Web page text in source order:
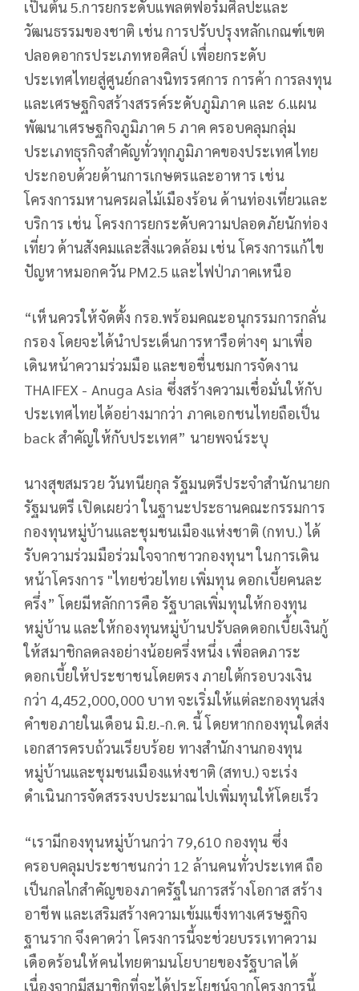
เป็นต้น 5.การยกระดับแพลตฟอร์มศิลปะและ
วัฒนธรรมของชาติ เช่น การปรับปรุงหลักเกณฑ์เขต
ปลอดอากรประเภทหอศิลป์ เพื่อยกระดับ
ประเทศไทยสู่ศูนย์กลางนิทรรศการ การค้า การลงทุน
และเศรษฐกิจสร้างสรรค์ระดับภูมิภาค และ 6.แผน
พัฒนาเศรษฐกิจภูมิภาค 5 ภาค ครอบคลุมกลุ่ม
ประเภทธุรกิจสำคัญทั่วทุกภูมิภาคของประเทศไทย
ประกอบด้วยด้านการเกษตรและอาหาร เช่น
โครงการมหานครผลไม้เมืองร้อน ด้านท่องเที่ยวและ
บริการ เช่น โครงการยกระดับความปลอดภัยนักท่อง
เที่ยว ด้านสังคมและสิ่งแวดล้อม เช่น โครงการแก้ไข
ปัญหาหมอกควัน PM2.5 และไฟป่าภาคเหนือ
“เห็นควรให้จัดตั้ง กรอ.พร้อมคณะอนุกรรมการกลั่น
กรอง โดยจะได้นำประเด็นการหารือต่างๆ มาเพื่อ
เดินหน้าความร่วมมือ และขอชื่นชมการจัดงาน
THAIFEX - Anuga Asia ซึ่งสร้างความเชื่อมั่นให้กับ
ประเทศไทยได้อย่างมากว่า ภาคเอกชนไทยถือเป็น
back สำคัญให้กับประเทศ” นายพจน์ระบุ
นางสุขสมรวย วันทนียกุล รัฐมนตรีประจำสำนักนายก
รัฐมนตรี เปิดเผยว่า ในฐานะประธานคณะกรรมการ
กองทุนหมู่บ้านและชุมชนเมืองแห่งชาติ (กทบ.) ได้
รับความร่วมมือร่วมใจจากชาวกองทุนฯ ในการเดิน
หน้าโครงการ "ไทยช่วยไทย เพิ่มทุน ดอกเบี้ยคนละ
ครึ่ง” โดยมีหลักการคือ รัฐบาลเพิ่มทุนให้กองทุน
หมู่บ้าน และให้กองทุนหมู่บ้านปรับลดดอกเบี้ยเงินกู้
ให้สมาชิกลดลงอย่างน้อยครึ่งหนึ่ง เพื่อลดภาระ
ดอกเบี้ยให้ประชาชนโดยตรง ภายใต้กรอบวงเงิน
กว่า 4,452,000,000 บาท จะเริ่มให้แต่ละกองทุนส่ง
คำขอภายในเดือน มิ.ย.-ก.ค. นี้ โดยหากกองทุนใดส่ง
เอกสารครบถ้วนเรียบร้อย ทางสำนักงานกองทุน
หมู่บ้านและชุมชนเมืองแห่งชาติ (สทบ.) จะเร่ง
ดำเนินการจัดสรรงบประมาณไปเพิ่มทุนให้โดยเร็ว
“เรามีกองทุนหมู่บ้านกว่า 79,610 กองทุน ซึ่ง
ครอบคลุมประชาชนกว่า 12 ล้านคนทั่วประเทศ ถือ
เป็นกลไกสําคัญของภาครัฐในการสร้างโอกาส สร้าง
อาชีพ และเสริมสร้างความเข้มแข็งทางเศรษฐกิจ
ฐานราก จึงคาดว่า โครงการนี้จะช่วยบรรเทาความ
เดือดร้อนให้คนไทยตามนโยบายของรัฐบาลได้
เนื่องจากมีสมาชิกที่จะได้ประโยชน์จากโครงการนี้